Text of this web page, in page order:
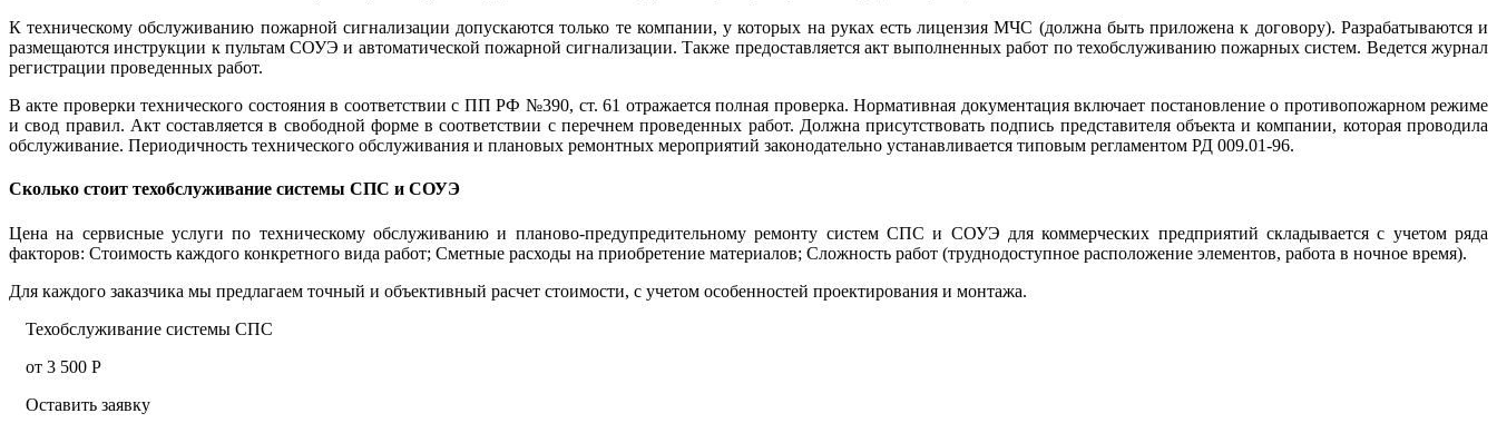
К техническому обслуживанию пожарной сигнализации допускаются только те компании, у которых на руках есть лицензия МЧС (должна быть приложена к договору). Разрабатываются и
размещаются инструкции к пультам СОУЭ и автоматической пожарной сигнализации. Также предоставляется акт выполненных работ по техобслуживанию пожарных систем. Ведется журнал
регистрации проведенных работ.
В акте проверки технического состояния в соответствии с ПП РФ №390, ст. 61 отражается полная проверка. Нормативная документация включает постановление о противопожарном режиме
и свод правил. Акт составляется в свободной форме в соответствии с перечнем проведенных работ. Должна присутствовать подпись представителя объекта и компании, которая проводила
обслуживание. Периодичность технического обслуживания и плановых ремонтных мероприятий законодательно устанавливается типовым регламентом РД 009.01-96.
Сколько стоит техобслуживание системы СПС и СОУЭ
Цена на сервисные услуги по техническому обслуживанию и планово-предупредительному ремонту систем СПС и СОУЭ для коммерческих предприятий складывается с учетом ряда
факторов: Стоимость каждого конкретного вида работ; Сметные расходы на приобретение материалов; Сложность работ (труднодоступное расположение элементов, работа в ночное время).
Для каждого заказчика мы предлагаем точный и объективный расчет стоимости, с учетом особенностей проектирования и монтажа.
Техобслуживание системы СПС
от 3 500 Р
Оставить заявку